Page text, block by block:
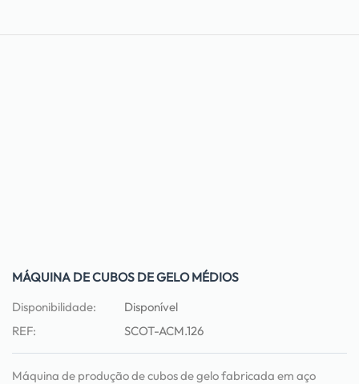
MÁQUINA DE CUBOS DE GELO MÉDIOS
Disponibilidade:
Disponível
REF:
SCOT-ACM.126
Máquina de produção de cubos de gelo fabricada em aço